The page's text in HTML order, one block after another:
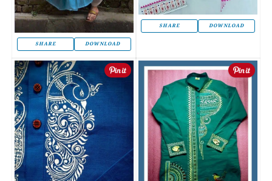
SHARE DOWNLOAD
SHARE DOWNLOAD